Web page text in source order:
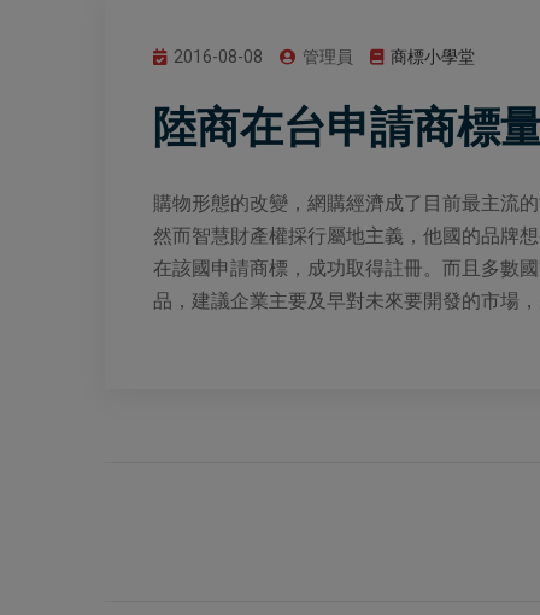
2016-08-08 管理員 商標小學堂
陸商在台申請商標
購物形態的改變，網購經濟成了目前最主流
然而智慧財產權採行屬地主義，他國的品牌
在該國申請商標，成功取得註冊。而且多數
品，建議企業主要及早對未來要開發的市場